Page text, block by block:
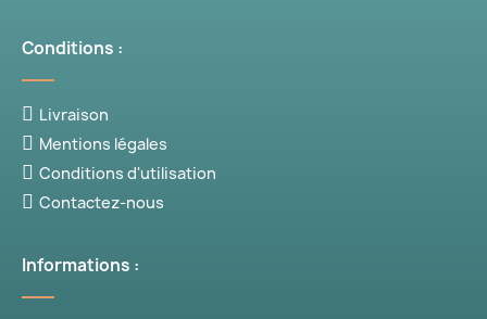
Conditions :
Livraison
Mentions légales
Conditions d'utilisation
Contactez-nous
Informations :